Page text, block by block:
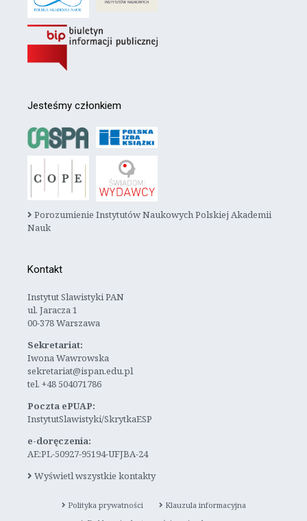
Jesteśmy członkiem
Porozumienie Instytutów Naukowych Polskiej Akademii
Nauk
Kontakt
Instytut Slawistyki PAN
ul. Jaracza 1
00-378 Warszawa
Sekretariat:
Iwona Wawrowska
sekretariat@ispan.edu.pl
tel. +48 504071786
Poczta ePUAP:
InstytutSlawistyki/SkrytkaESP
e-doręczenia:
AE:PL-50927-95194-UFJBA-24
Wyświetl wszystkie kontakty
Polityka prywatności
Klauzula informacyjna